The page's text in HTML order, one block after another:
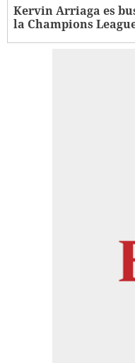
Kervin Arriaga es
la Champions